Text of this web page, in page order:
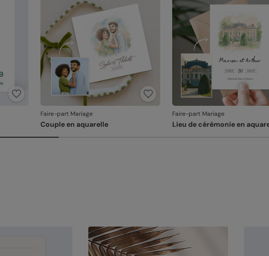
produit ne pourra pas être
Faire-part Mariage
Couple en aquarelle
Faire-part Mariage
Lieu de cérémonie en